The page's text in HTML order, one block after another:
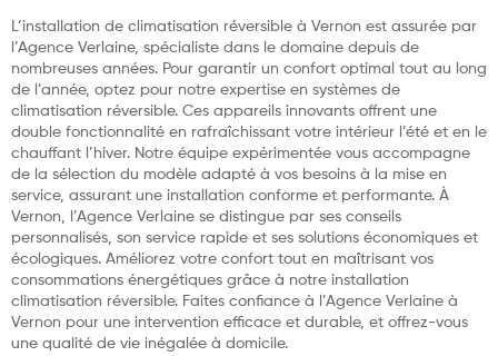
L’installation de climatisation réversible à Vernon est assurée par
l’Agence Verlaine, spécialiste dans le domaine depuis de
nombreuses années. Pour garantir un confort optimal tout au long
de l’année, optez pour notre expertise en systèmes de
climatisation réversible. Ces appareils innovants offrent une
double fonctionnalité en rafraîchissant votre intérieur l’été et en le
chauffant l’hiver. Notre équipe expérimentée vous accompagne
de la sélection du modèle adapté à vos besoins à la mise en
service, assurant une installation conforme et performante. À
Vernon, l’Agence Verlaine se distingue par ses conseils
personnalisés, son service rapide et ses solutions économiques et
écologiques. Améliorez votre confort tout en maîtrisant vos
consommations énergétiques grâce à notre installation
climatisation réversible. Faites confiance à l’Agence Verlaine à
Vernon pour une intervention efficace et durable, et offrez-vous
une qualité de vie inégalée à domicile.